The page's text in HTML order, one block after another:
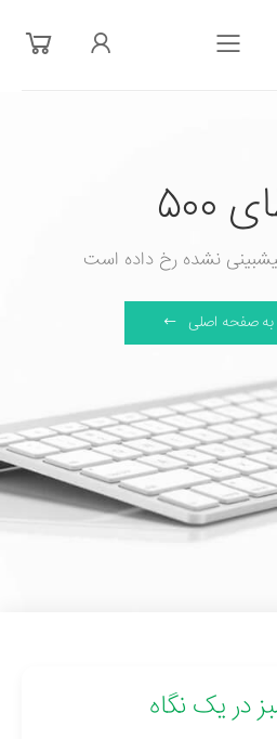
فهرست
نشده رخ داده است
صفحه اصلی
در یک نگاه